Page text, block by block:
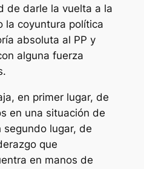
de darle la vuelta a la
la coyuntura política
absoluta al PP y
alguna fuerza
en primer lugar, de
en una situación de
lugar, de
que
en manos de